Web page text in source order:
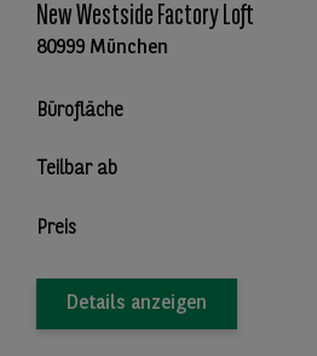
New Westside Factory Loft
80999 München
Bürofläche
Teilbar ab
Preis
Details anzeigen